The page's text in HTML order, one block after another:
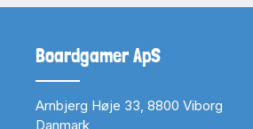
Boardgamer ApS
Arnbjerg Høje 33, 8800 Viborg
Danmark